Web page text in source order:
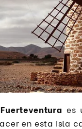
es
en esta isla